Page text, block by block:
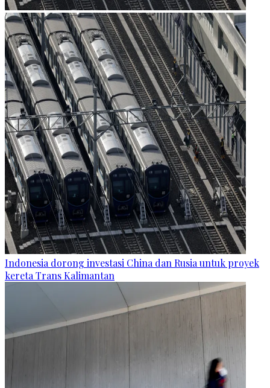
Indonesia dorong investasi China dan Rusia untuk proyek
kereta Trans Kalimantan